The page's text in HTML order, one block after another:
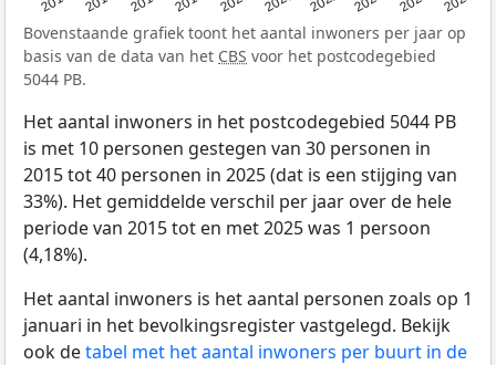
Bovenstaande grafiek toont het aantal inwoners per jaar op
basis van de data van het CBS voor het postcodegebied
5044 PB.
Het aantal inwoners in het postcodegebied 5044 PB
is met 10 personen gestegen van 30 personen in
2015 tot 40 personen in 2025 (dat is een stijging van
33%). Het gemiddelde verschil per jaar over de hele
periode van 2015 tot en met 2025 was 1 persoon
(4,18%).
Het aantal inwoners is het aantal personen zoals op 1
januari in het bevolkingsregister vastgelegd. Bekijk
ook detabel met het aantal inwoners per buurt in de